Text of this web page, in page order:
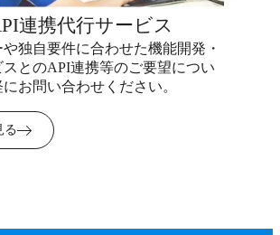
連携代行サービス
独自要件に合わせた機能開発・
とのAPI連携等のご要望につい
お問い合わせください。
る